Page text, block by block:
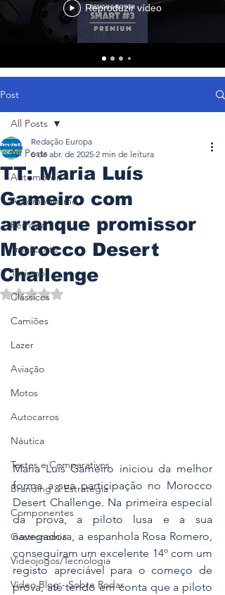
Reproduzir vídeo
Post
All Posts
Automóveis
Automobilismo
Ferrovia
Transporte
Turismo
Clássicos
Camiões
Lazer
Aviação
Motos
Autocarros
Náutica
Testes e Comparativos
Branding & Estratégia
Componentes
Gastronomia
Videojogos/Tecnologia
Vídeo Blog - Sobre Rodas
All Posts
TT: Maria Luís
Gameiro com
arranque promissor
Morocco Desert
Challenge
Redação Europa
6 de abr. de 2025 2 min de leitura
Avaliado com NaN de 5 estrelas.
Maria Luís Gameiro iniciou da melhor
forma a sua participação no Morocco
Desert Challenge. Na primeira especial
da prova, a piloto lusa e a sua
navegadora, a espanhola Rosa Romero,
conseguiram um excelente 14º com um
registo apreciável para o começo de
prova, até tendo em conta que a piloto